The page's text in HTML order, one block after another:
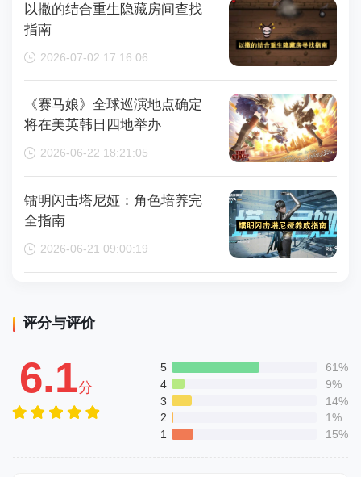
以撒的结合重生隐藏房间查找
指南
2026-07-02 17:16:06
《赛马娘》全球巡演地点确定
将在美英韩日四地举办
2026-06-22 18:21:05
镭明闪击塔尼娅：角色培养完
全指南
2026-06-21 09:00:19
评分与评价
6.1分
5
61%
4
9%
3
14%
2
1%
1
15%